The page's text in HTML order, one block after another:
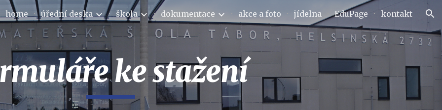
to main content Skip to navigation
home úřední deska škola dokumentace akce a foto jídelna EduPage kontakt
ke stažení